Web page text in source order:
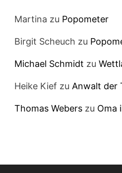
Martina zu Popometer
Birgit Scheuch zu
Michael Schmidt zu
Heike Kief zuAnwalt der
Thomas Webers zu Oma